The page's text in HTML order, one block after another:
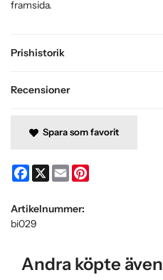
Prishistorik
Recensioner
framsida.
Spara som favorit
Facebook
X Email
Artikelnummer:
bi029
Andra köpte även